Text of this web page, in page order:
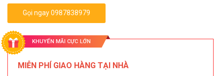
Gọi ngay 0987838979
KHUYẾN MÃI CỰC LỚN
MIỄN PHÍ GIAO HÀNG TẠI NHÀ